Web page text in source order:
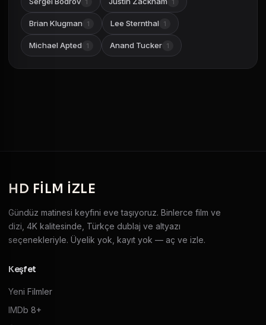
Brian Klugman 1 Lee Sternthal 1
Michael Apted 1 Anand Tucker 1
HD FILM IZLE
Gündüz matinesi keyfini eve taşıyoruz. Binlerce film ve
dizi, 4K kalitesinde, Türkçe dublaj ve altyazı
seçenekleriyle. Üyelik yok, kayıt yok — aç ve izle.
Keşfet
Yeni Filmler
IMDb 8+